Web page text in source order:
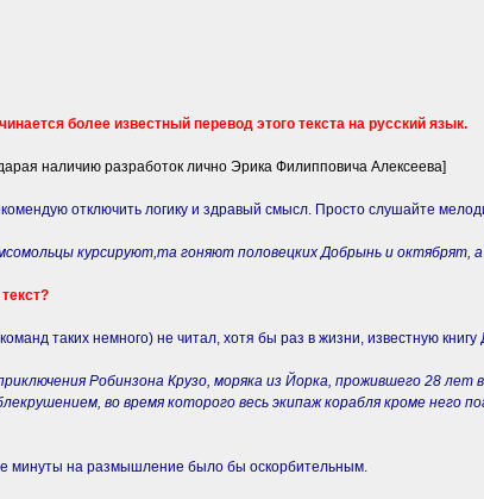
более известный перевод этого текста на русский язык.
наличию разработок лично Эрика Филипповича Алексеева]
отключить логику и здравый смысл. Просто слушайте
курсируют,та гоняют половецких Добрынь и октябрят,
таких немного) не читал, хотя бы раз в жизни, известную
Робинзона Крузо, моряка из Йорка, прожившего 28
во время которого весь экипаж корабля кроме него
минуты на размышление было бы оскорбительным.